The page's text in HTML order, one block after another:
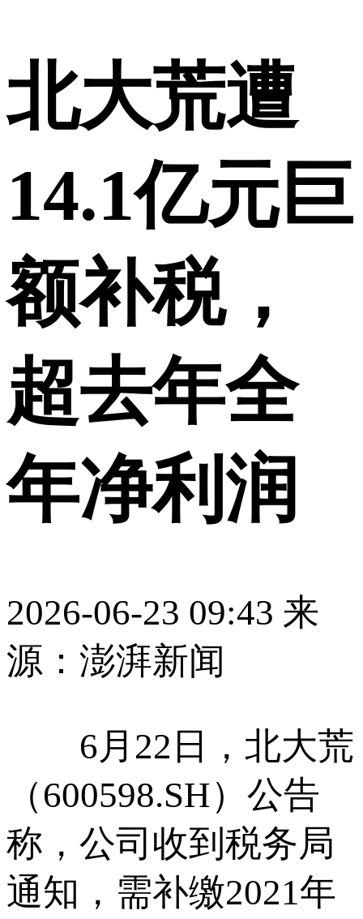
北大荒遭
14.1亿元巨
额补税，
超去年全
年净利润
2026-06-23 09:43 来
源：澎湃新闻
6月22日，北大荒
（600598.SH）公告
称，公司收到税务局
通知，需补缴2021年